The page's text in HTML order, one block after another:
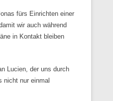
fürs Einrichten einer
wir auch während
in Kontakt bleiben
Lucien, der uns durch
nicht nur einmal